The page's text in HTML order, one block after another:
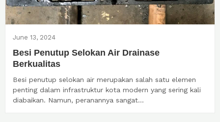
June 13, 2024
Besi Penutup Selokan Air Drainase
Berkualitas
Besi penutup selokan air merupakan salah satu elemen
penting dalam infrastruktur kota modern yang sering kali
diabaikan. Namun, peranannya sangat...